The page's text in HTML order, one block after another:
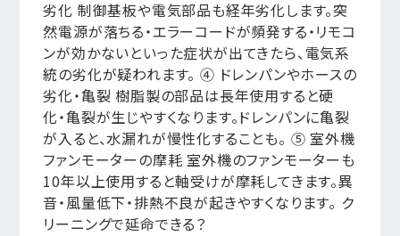
劣化 制御基板や電気部品も経年劣化します。突
然電源が落ちる・エラーコードが頻発する・リモコ
ンが効かないといった症状が出てきたら、電気系
統の劣化が疑われます。 ④ ドレンパンやホースの
劣化・亀裂 樹脂製の部品は長年使用すると硬
化・亀裂が生じやすくなります。ドレンパンに亀裂
が入ると、水漏れが慢性化することも。 ⑤ 室外機
ファンモーターの摩耗 室外機のファンモーターも
10年以上使用すると軸受けが摩耗してきます。異
音・風量低下・排熱不良が起きやすくなります。 ク
リーニングで延命できる？